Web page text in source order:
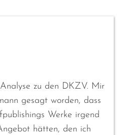
zu den DKZV. Mir
gesagt worden, dass
Werke irgend
hätten, den ich